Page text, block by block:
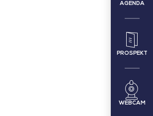
AGENDA
PROSPEKT
WEBCAM